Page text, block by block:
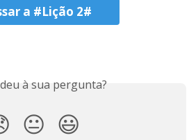
a #Lição 2#
à sua pergunta?
😐 😃